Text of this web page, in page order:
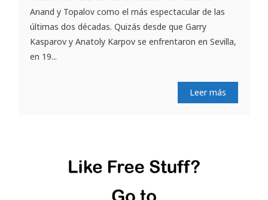
Anand y Topalov como el más espectacular de las
últimas dos décadas. Quizás desde que Garry
Kasparov y Anatoly Karpov se enfrentaron en Sevilla,
en 19...
Leer más